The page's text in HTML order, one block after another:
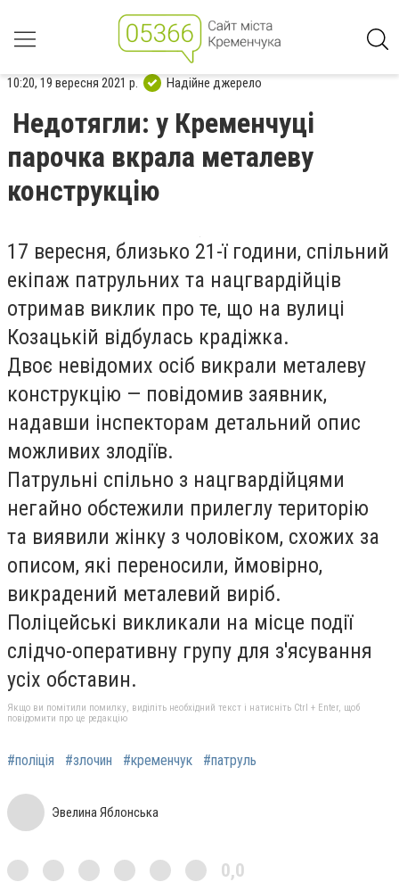
10:20, 19 вересня 2021 р. Надійне джерело
Недотягли: у Кременчуці
парочка вкрала металеву
конструкцію
17 вересня, близько 21-ї години, спільний
екіпаж патрульних та нацгвардійців
отримав виклик про те, що на вулиці
Козацькій відбулась крадіжка.
Двоє невідомих осіб викрали металеву
конструкцію — повідомив заявник,
надавши інспекторам детальний опис
можливих злодіїв.
Патрульні спільно з нацгвардійцями
негайно обстежили прилеглу територію
та виявили жінку з чоловіком, схожих за
описом, які переносили, ймовірно,
викрадений металевий виріб.
Поліцейські викликали на місце події
слідчо-оперативну групу для з'ясування
усіх обставин.
Якщо ви помітили помилку, виділіть необхідний текст і натисніть Ctrl + Enter, щоб
повідомити про це редакцію
#поліція #злочин #кременчук #патруль
Эвелина Яблонська
0,0